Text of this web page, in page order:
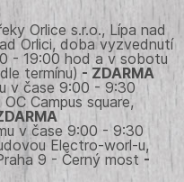
Orlice s.r.o., Lípa nad
Orlici, doba vyzvednutí
- 19:00 hod a v sobotu
termínu) - ZDARMA
v čase 9:00 - 9:30
Campus square,
v čase 9:00 - 9:30
Electro-worl-u,
9 - Černý most -